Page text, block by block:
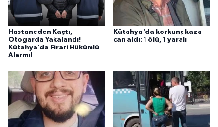
Hastaneden Kaçtı,
Otogarda Yakalandı!
Kütahya’da Firari Hükümlü
Alarmı!
Kütahya'da korkunç kaza
can aldı: 1 ölü, 1 yaralı